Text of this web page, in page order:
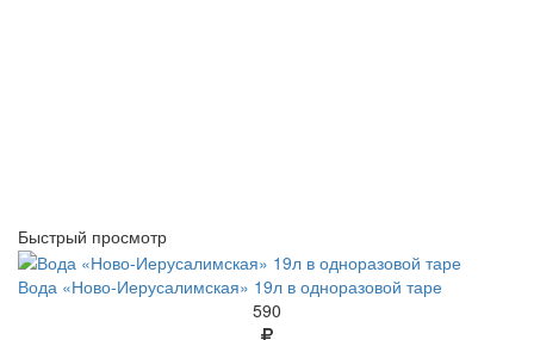
Быстрый просмотр
Вода «Ново-Иерусалимская» 19л в одноразовой таре
590